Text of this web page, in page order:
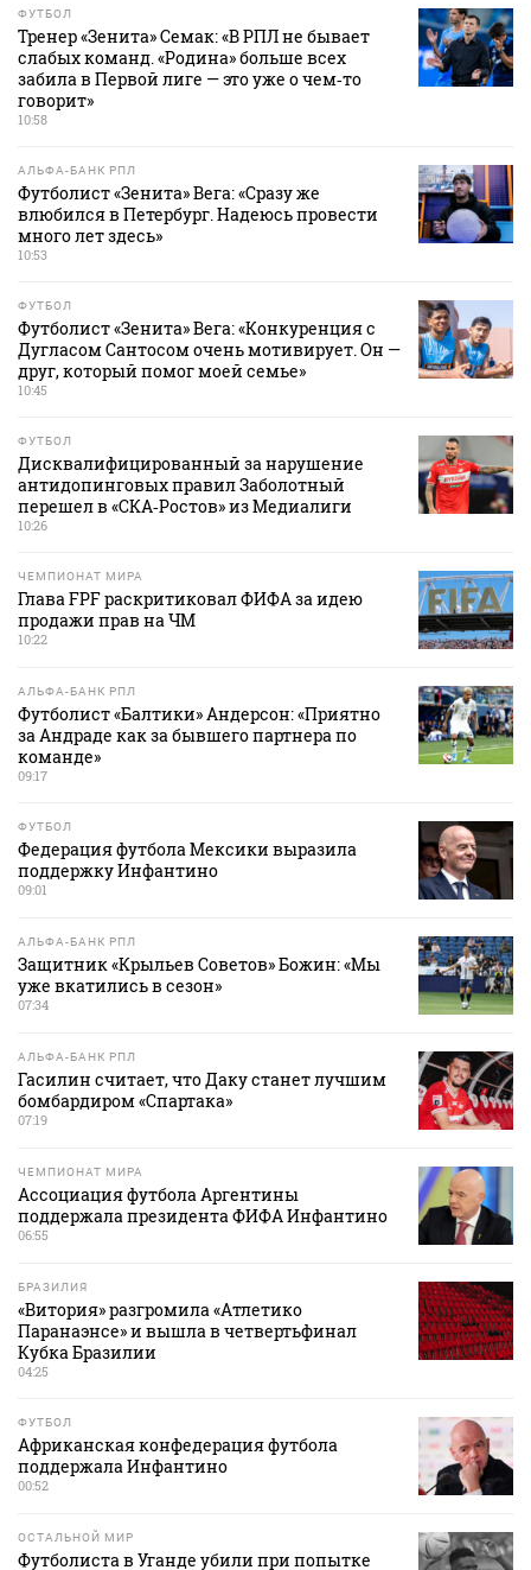
ФУТБОЛ
Тренер «Зенита» Семак: «В РПЛ не бывает
слабых команд. «Родина» больше всех
забила в Первой лиге — это уже о чем‑то
говорит»
10:58
АЛЬФА-БАНК РПЛ
Футболист «Зенита» Вега: «Сразу же
влюбился в Петербург. Надеюсь провести
много лет здесь»
10:53
ФУТБОЛ
Футболист «Зенита» Вега: «Конкуренция с
Дугласом Сантосом очень мотивирует. Он —
друг, который помог моей семье»
10:45
ФУТБОЛ
Дисквалифицированный за нарушение
антидопинговых правил Заболотный
перешел в «СКА‑Ростов» из Медиалиги
10:26
ЧЕМПИОНАТ МИРА
Глава FPF раскритиковал ФИФА за идею
продажи прав на ЧМ
10:22
АЛЬФА-БАНК РПЛ
Футболист «Балтики» Андерсон: «Приятно
за Андраде как за бывшего партнера по
команде»
09:17
ФУТБОЛ
Федерация футбола Мексики выразила
поддержку Инфантино
09:01
АЛЬФА-БАНК РПЛ
Защитник «Крыльев Советов» Божин: «Мы
уже вкатились в сезон»
07:34
АЛЬФА-БАНК РПЛ
Гасилин считает, что Даку станет лучшим
бомбардиром «Спартака»
07:19
ЧЕМПИОНАТ МИРА
Ассоциация футбола Аргентины
поддержала президента ФИФА Инфантино
06:55
БРАЗИЛИЯ
«Витория» разгромила «Атлетико
Паранаэнсе» и вышла в четвертьфинал
Кубка Бразилии
04:25
ФУТБОЛ
Африканская конфедерация футбола
поддержала Инфантино
00:52
ОСТАЛЬНОЙ МИР
Футболиста в Уганде убили при попытке